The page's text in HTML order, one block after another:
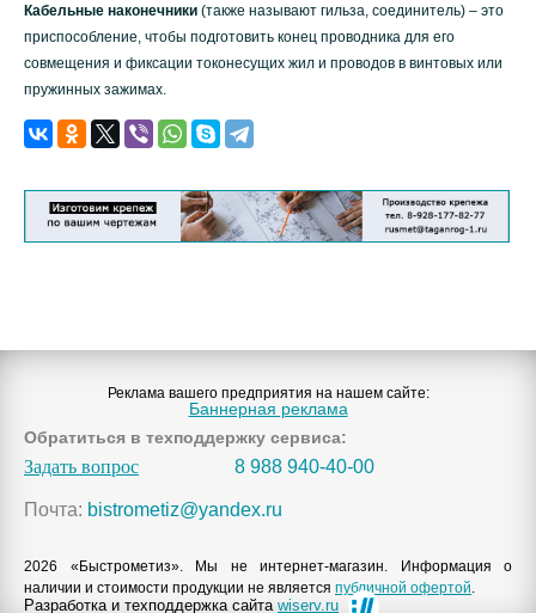
Кабельные наконечники (также называют гильза, соединитель) – это
приспособление, чтобы подготовить конец проводника для его
совмещения и фиксации токонесущих жил и проводов в винтовых или
пружинных зажимах.
Реклама вашего предприятия на нашем сайте:
Баннерная реклама
Обратиться в техподдержку сервиса:
Задать вопрос 8 988 940-40-00
Почта: bistrometiz@yandex.ru
2026 «Быстрометиз». Мы не интернет-магазин. Информация о
наличии и стоимости продукции не является публичной офертой.
Разработка и техподдержка сайта wiserv.ru